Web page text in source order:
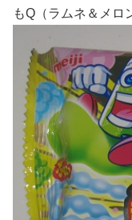
もQ（ラムネ＆メロ